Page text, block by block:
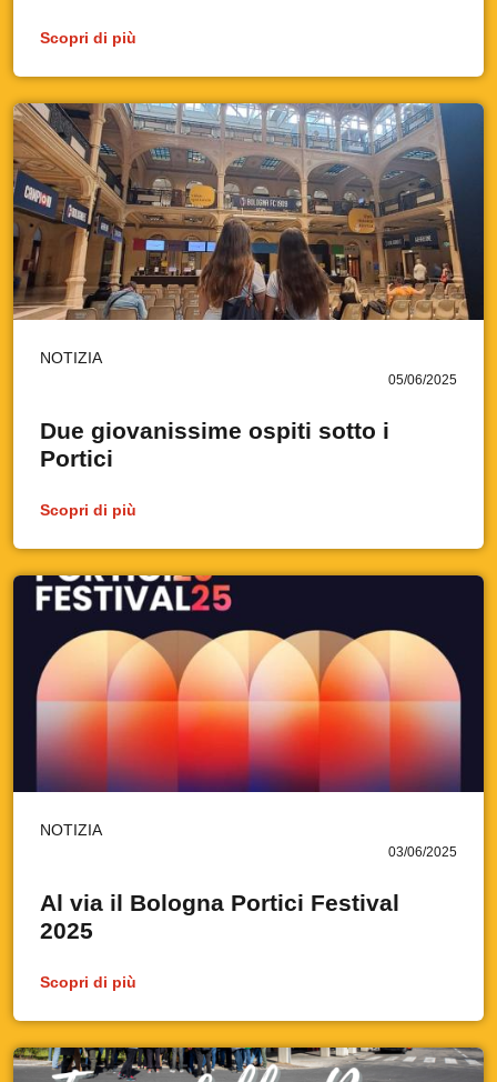
Scopri di più
NOTIZIA
05/06/2025
Due giovanissime ospiti sotto i
Portici
Scopri di più
NOTIZIA
03/06/2025
Al via il Bologna Portici Festival
2025
Scopri di più